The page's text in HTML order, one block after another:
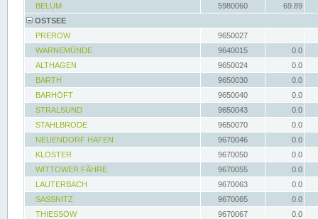
BELUM
5980060
69.89
OSTSEE
PREROW
9650027
WARNEMÜNDE
9640015
0.0
ALTHAGEN
9650024
0.0
BARTH
9650030
0.0
BARHÖFT
9650040
0.0
STRALSUND
9650043
0.0
STAHLBRODE
9650070
0.0
NEUENDORF HAFEN
9670046
0.0
KLOSTER
9670050
0.0
WITTOWER FÄHRE
9670055
0.0
LAUTERBACH
9670063
0.0
SASSNITZ
9670065
0.0
THIESSOW
9670067
0.0